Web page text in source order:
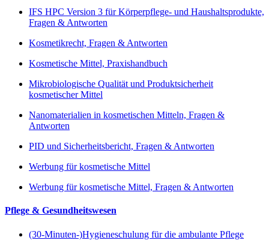
IFS HPC Version 3 für Körperpflege- und Haushaltsprodukte,
Fragen & Antworten
Kosmetikrecht, Fragen & Antworten
Kosmetische Mittel, Praxishandbuch
Mikrobiologische Qualität und Produktsicherheit
kosmetischer Mittel
Nanomaterialien in kosmetischen Mitteln, Fragen &
Antworten
PID und Sicherheitsbericht, Fragen & Antworten
Werbung für kosmetische Mittel
Werbung für kosmetische Mittel, Fragen & Antworten
Pflege & Gesundheitswesen
(30-Minuten-)Hygieneschulung für die ambulante Pflege